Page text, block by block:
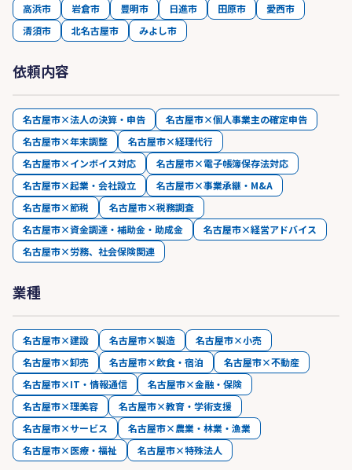
高浜市
岩倉市 豊明市 日進市 田原市
愛西市
清須市
北名古屋市 みよし市
依頼内容
名古屋市×法人の決算・申告
名古屋市×個人事業主の確定申告
名古屋市×年末調整
名古屋市×経理代行
名古屋市×インボイス対応
名古屋市×電子帳簿保存法対応
名古屋市×起業・会社設立
名古屋市×事業承継・M&A
名古屋市×節税
名古屋市×税務調査
名古屋市×資金調達・補助金・助成金
名古屋市×経営アドバイス
名古屋市×労務、社会保険関連
業種
名古屋市×建設 名古屋市×製造
名古屋市×小売
名古屋市×卸売
名古屋市×飲食・宿泊
名古屋市×不動産
名古屋市×IT・情報通信
名古屋市×金融・保険
名古屋市×理美容
名古屋市×教育・学術支援
名古屋市×サービス
名古屋市×農業・林業・漁業
名古屋市×医療・福祉
名古屋市×特殊法人